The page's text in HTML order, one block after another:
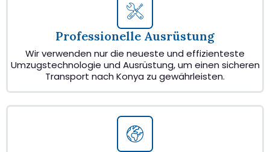
Professionelle Ausrüstung
Wir verwenden nur die neueste und effizienteste
Umzugstechnologie und Ausrüstung, um einen sicheren
Transport nach Konya zu gewährleisten.